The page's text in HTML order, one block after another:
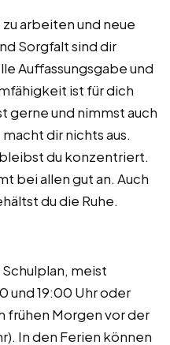
arbeiten und neue
Sorgfalt sind dir
Auffassungsgabe und
ist für dich
gerne und nimmst auch
dir nichts aus.
du konzentriert.
bei allen gut an. Auch
du die Ruhe.
meist
und 19:00 Uhr oder
frühen Morgen vor der
In den Ferien können